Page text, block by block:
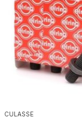
CULASSE